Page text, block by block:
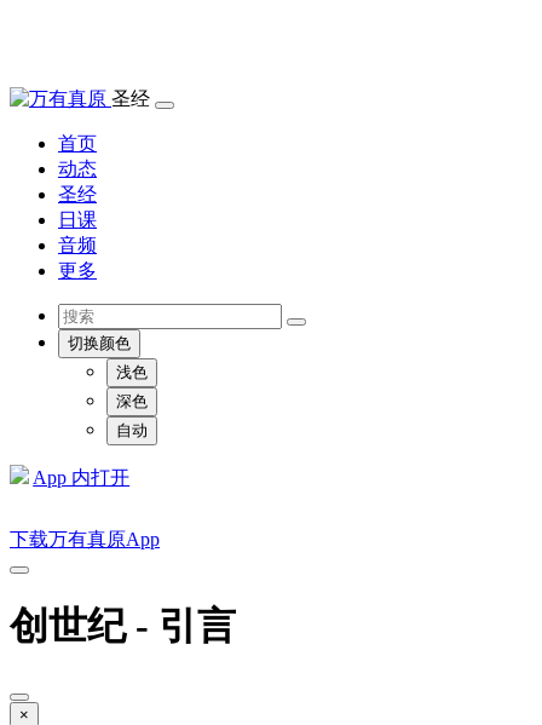
圣经
首页
动态
圣经
日课
音频
更多
切换颜色
浅色
深色
自动
App 内打开
下载万有真原App
创世纪 - 引言
×